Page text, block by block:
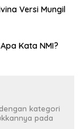
Versi Mungil
Kata NMI?
kategori
pada